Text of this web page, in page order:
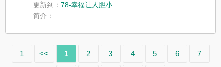
更新到：78-幸福让人胆小
简介：
1 << 1 2 3 4 5 6 7